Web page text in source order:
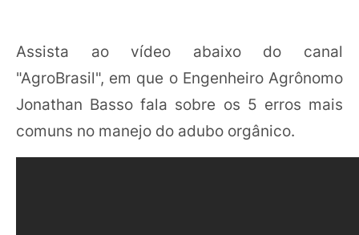
Assista ao vídeo abaixo do canal
"AgroBrasil", em que o Engenheiro Agrônomo
Jonathan Basso fala sobre os 5 erros mais
comuns no manejo do adubo orgânico.